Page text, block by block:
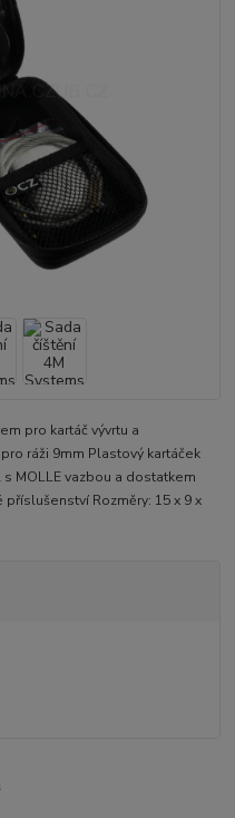
pro kartáč vývrtu a
ráži 9mm Plastový kartáček
MOLLE vazbou a dostatkem
Rozměry: 15 x 9 x